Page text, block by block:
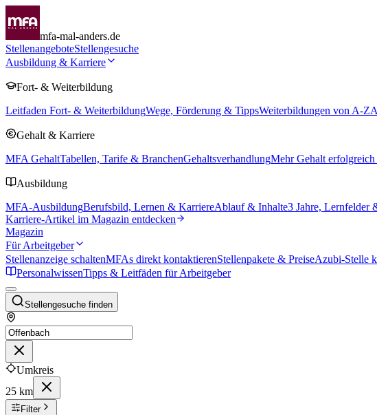
mfa-mal-anders.de
StellenangeboteStellengesuche
Ausbildung & Karriere
Fort- & Weiterbildung
Leitfaden Fort- & WeiterbildungWege, Förderung & TippsWeiterbildungen von A-Z
Gehalt & Karriere
MFA GehaltTabellen, Tarife & BranchenGehaltsverhandlungMehr Gehalt erfolgreich
Ausbildung
MFA-AusbildungBerufsbild, Lernen & KarriereAblauf & Inhalte3 Jahre, Lernfelder
Karriere-Artikel im Magazin entdecken
Magazin
Für Arbeitgeber
Stellenanzeige schaltenMFAs direkt kontaktierenStellenpakete & PreiseAzubi-Stelle
PersonalwissenTipps & Leitfäden für Arbeitgeber
Stellengesuche finden
Umkreis
25 km
Filter